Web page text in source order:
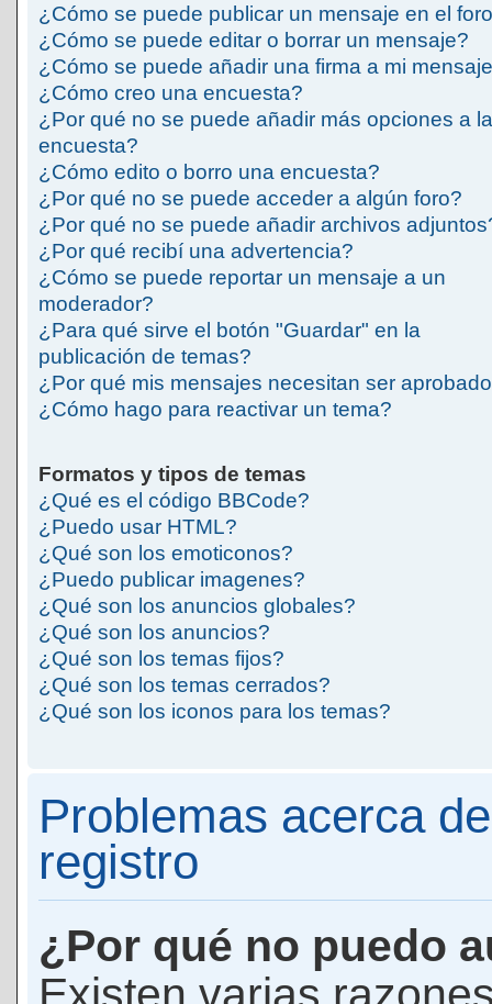
¿Cómo se puede publicar un mensaje en el
¿Cómo se puede editar o borrar un mensaje?
¿Cómo se puede añadir una firma a mi
¿Cómo creo una encuesta?
¿Por qué no se puede añadir más opciones a la
encuesta?
¿Cómo edito o borro una encuesta?
¿Por qué no se puede acceder a algún foro?
¿Por qué no se puede añadir archivos
¿Por qué recibí una advertencia?
¿Cómo se puede reportar un mensaje a un
moderador?
¿Para qué sirve el botón "Guardar" en la
publicación de temas?
¿Por qué mis mensajes necesitan ser
¿Cómo hago para reactivar un tema?
Formatos y tipos de temas
¿Qué es el código BBCode?
¿Puedo usar HTML?
¿Qué son los emoticonos?
¿Puedo publicar imagenes?
¿Qué son los anuncios globales?
¿Qué son los anuncios?
¿Qué son los temas fijos?
¿Qué son los temas cerrados?
¿Qué son los iconos para los temas?
Problemas acerca
registro
¿Por qué no puedo